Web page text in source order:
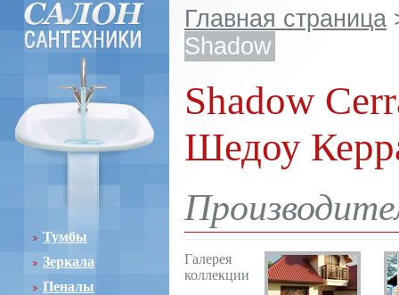
Тумбы
Зеркала
Пеналы
Главная страница
Shadow
Shadow
Шедоу
Галерея
коллекции